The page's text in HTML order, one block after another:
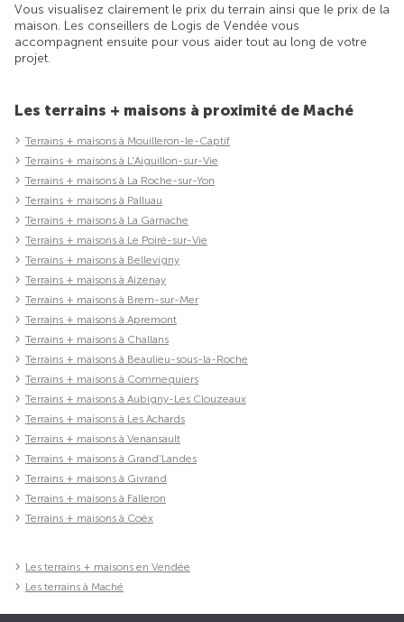
Vous visualisez clairement le prix du terrain ainsi que le prix de la
maison. Les conseillers de Logis de Vendée vous
accompagnent ensuite pour vous aider tout au long de votre
projet.
Les terrains + maisons à proximité de Maché
Terrains + maisons à Mouilleron-le-Captif
Terrains + maisons à L'Aiguillon-sur-Vie
Terrains + maisons à La Roche-sur-Yon
Terrains + maisons à Palluau
Terrains + maisons à La Garnache
Terrains + maisons à Le Poiré-sur-Vie
Terrains + maisons à Bellevigny
Terrains + maisons à Aizenay
Terrains + maisons à Brem-sur-Mer
Terrains + maisons à Apremont
Terrains + maisons à Challans
Terrains + maisons à Beaulieu-sous-la-Roche
Terrains + maisons à Commequiers
Terrains + maisons à Aubigny-Les Clouzeaux
Terrains + maisons à Les Achards
Terrains + maisons à Venansault
Terrains + maisons à Grand'Landes
Terrains + maisons à Givrand
Terrains + maisons à Falleron
Terrains + maisons à Coëx
Les terrains + maisons en Vendée
Les terrains à Maché